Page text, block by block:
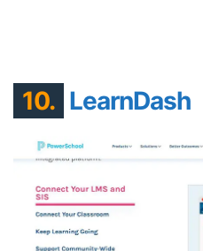
10. LearnDash